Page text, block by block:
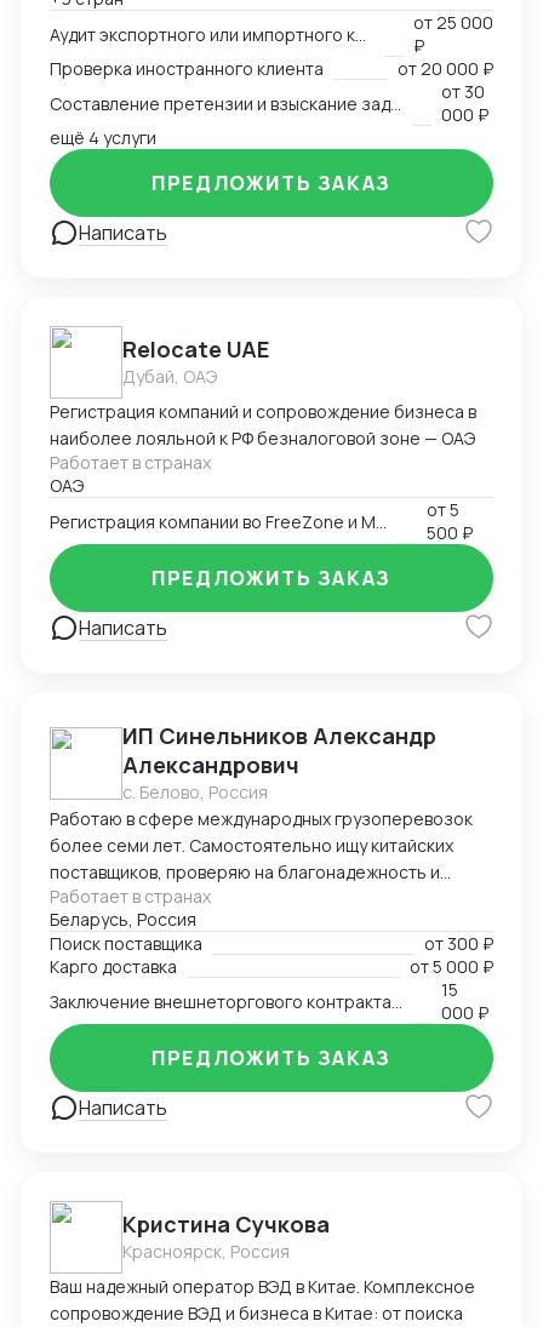
внешнеэкономических споров. Международный
арбитр (Рижский третейский суд / Рига, Латвия,
международный арбитражный суд IAC / Алматы,
Казахстан).
от25 000
₽
Проверка иностранного клиента
от20 000 ₽
от 30
000 ₽
ещё 4 услуги
Написать
ПРЕДЛОЖИТЬ ЗАКАЗ
Relocate UAE
Дубай, ОАЭ
Регистрация компаний и сопровождение бизнеса в
наиболее лояльной к РФ безналоговой зоне — ОАЭ
Работает в странах
ОАЭ
от5
500 ₽
Написать
ПРЕДЛОЖИТЬ ЗАКАЗ
ИП Синельников Александр
Александрович
с. Белово, Россия
Работаю в сфере международных грузоперевозок
более семи лет. Самостоятельно ищу китайских
поставщиков, проверяю на благонадежность и
выстраиваю долгосрочные торговые отношения.
Осуществляю полный цикл сделки с китайскими
производителями от поиска поставщика и выкупа
товаров, до поставки продукции на склад покупателя.
Берусь за сложные проекты и помогаю решить
нестандартные вопросы.
Работает в странах
Беларусь, Россия
Поиск поставщика
от 300 ₽
Карго доставка
от5 000 ₽
15
000 ₽
Написать
ПРЕДЛОЖИТЬ ЗАКАЗ
Кристина Сучкова
Красноярск, Россия
Ваш надежный оператор ВЭД в Китае. Комплексное
сопровождение ВЭД и бизнеса в Китае: от поиска